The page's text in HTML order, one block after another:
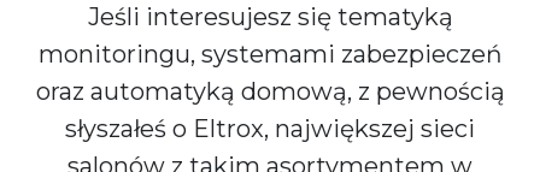
Jeśli interesujesz się tematyką
monitoringu, systemami zabezpieczeń
oraz automatyką domową, z pewnością
słyszałeś o Eltrox, największej sieci
salonów z takim asortymentem w